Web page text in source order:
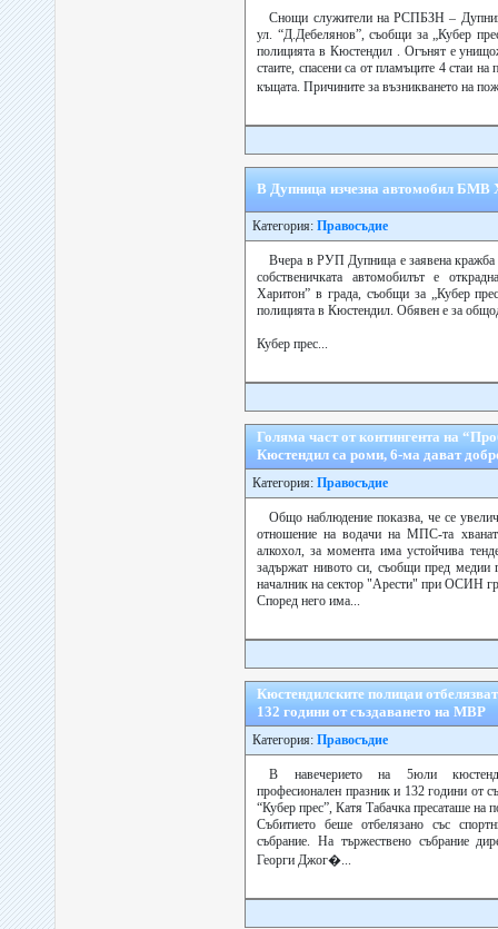
Снощи служители на РСПБЗН –
ул. “Д.Дебелянов”, съобщи за „Кубер
полицията в Кюстендил . Огънят е
стаите, спасени са от пламъците 4 стаи
къщата. Причините за възникването на
В Дупница изчезна автомобил БМВ
Категория: Правосъдие
Вчера в РУП Дупница е заявена
собственичката автомобилът е
Харитон” в града, съобщи за „Кубер
полицията в Кюстендил. Обявен е за
Кубер прес...
Голяма част от контингента на
Кюстендил са роми, 6-ма дават
Категория: Правосъдие
Общо наблюдение показва, че се
отношение на водачи на МПС-та
алкохол, за момента има устойчива
задържат нивото си, съобщи пред
началник на сектор "Арести" при ОСИН
Според него има...
Кюстендилските полицаи
132 години от създаването на МВР
Категория: Правосъдие
В навечерието на 5юли
професионален празник и 132 години от
“Кубер прес”, Катя Табачка пресаташе на
Събитието беше отбелязано със
събрание. На тържествено събрание
Георги Джог�...